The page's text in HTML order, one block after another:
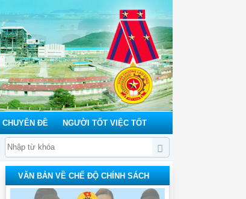
CHUYÊN ĐỀ NGƯỜI TỐT VIỆC TỐT
VĂN BẢN VỀ CHẾ ĐỘ CHÍNH SÁCH